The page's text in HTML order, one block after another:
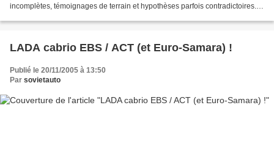
incomplètes, témoignages de terrain et hypothèses parfois contradictoires.
LADA cabrio EBS / ACT (et Euro-Samara) !
Publié le 20/11/2005 à 13:50
Par sovietauto